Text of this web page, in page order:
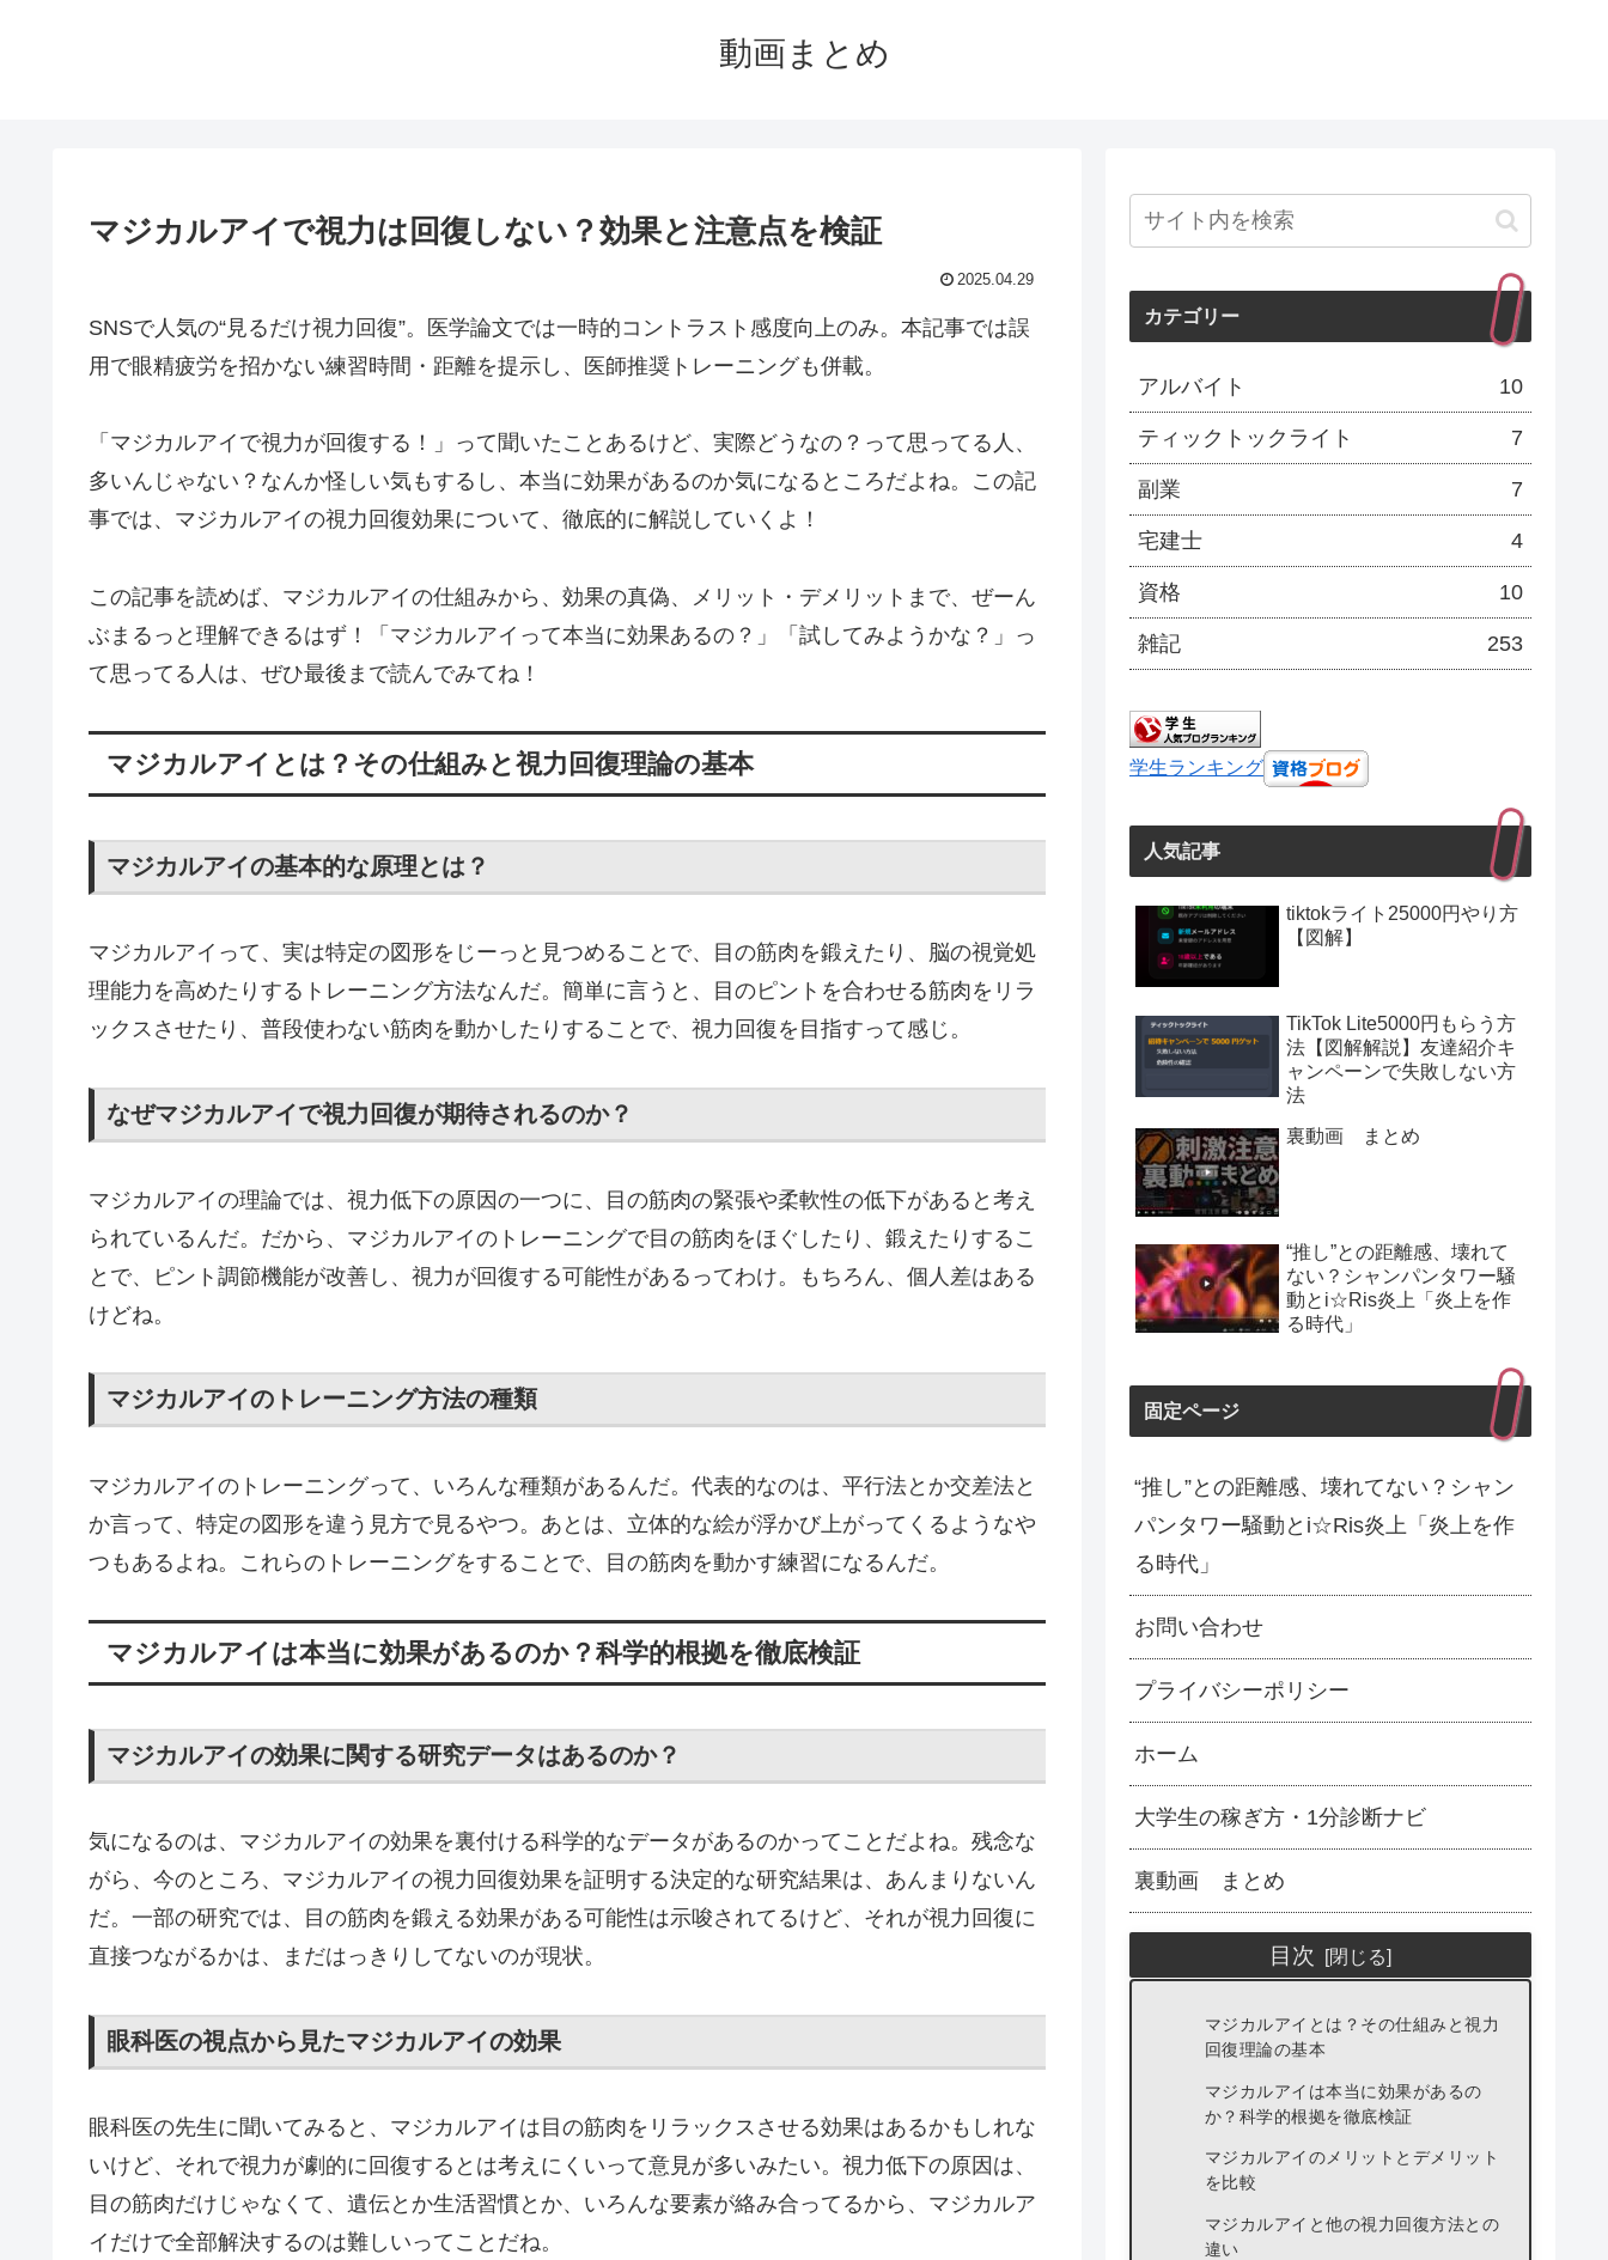
動画まとめ
マジカルアイで視力は回復しない？効果と注意点を検証
2025.04.29
SNSで人気の“見るだけ視力回復”。医学論文では一時的コントラスト感度向上のみ。本記事では誤
用で眼精疲労を招かない練習時間・距離を提示し、医師推奨トレーニングも併載。
「マジカルアイで視力が回復する！」って聞いたことあるけど、実際どうなの？って思ってる人、
多いんじゃない？なんか怪しい気もするし、本当に効果があるのか気になるところだよね。この記
事では、マジカルアイの視力回復効果について、徹底的に解説していくよ！
この記事を読めば、マジカルアイの仕組みから、効果の真偽、メリット・デメリットまで、ぜーん
ぶまるっと理解できるはず！「マジカルアイって本当に効果あるの？」「試してみようかな？」っ
て思ってる人は、ぜひ最後まで読んでみてね！
マジカルアイとは？その仕組みと視力回復理論の基本
マジカルアイの基本的な原理とは？
マジカルアイって、実は特定の図形をじーっと見つめることで、目の筋肉を鍛えたり、脳の視覚処
理能力を高めたりするトレーニング方法なんだ。簡単に言うと、目のピントを合わせる筋肉をリラ
ックスさせたり、普段使わない筋肉を動かしたりすることで、視力回復を目指すって感じ。
なぜマジカルアイで視力回復が期待されるのか？
マジカルアイの理論では、視力低下の原因の一つに、目の筋肉の緊張や柔軟性の低下があると考え
られているんだ。だから、マジカルアイのトレーニングで目の筋肉をほぐしたり、鍛えたりするこ
とで、ピント調節機能が改善し、視力が回復する可能性があるってわけ。もちろん、個人差はある
けどね。
マジカルアイのトレーニング方法の種類
マジカルアイのトレーニングって、いろんな種類があるんだ。代表的なのは、平行法とか交差法と
か言って、特定の図形を違う見方で見るやつ。あとは、立体的な絵が浮かび上がってくるようなや
つもあるよね。これらのトレーニングをすることで、目の筋肉を動かす練習になるんだ。
マジカルアイは本当に効果があるのか？科学的根拠を徹底検証
マジカルアイの効果に関する研究データはあるのか？
気になるのは、マジカルアイの効果を裏付ける科学的なデータがあるのかってことだよね。残念な
がら、今のところ、マジカルアイの視力回復効果を証明する決定的な研究結果は、あんまりないん
だ。一部の研究では、目の筋肉を鍛える効果がある可能性は示唆されてるけど、それが視力回復に
直接つながるかは、まだはっきりしてないのが現状。
眼科医の視点から見たマジカルアイの効果
眼科医の先生に聞いてみると、マジカルアイは目の筋肉をリラックスさせる効果はあるかもしれな
いけど、それで視力が劇的に回復するとは考えにくいって意見が多いみたい。視力低下の原因は、
目の筋肉だけじゃなくて、遺伝とか生活習慣とか、いろんな要素が絡み合ってるから、マジカルア
イだけで全部解決するのは難しいってことだね。
カテゴリー
アルバイト 10
ティックトックライト 7
副業 7
宅建士 4
資格 10
雑記 253
学生ランキング
人気記事
tiktokライト25000円やり方
【図解】
TikTok Lite5000円もらう方
法【図解解説】友達紹介キ
ャンペーンで失敗しない方
法
裏動画 まとめ
“推し”との距離感、壊れて
ない？シャンパンタワー騒
動とi☆Ris炎上「炎上を作
る時代」
固定ページ
“推し”との距離感、壊れてない？シャン
パンタワー騒動とi☆Ris炎上「炎上を作
る時代」
お問い合わせ
プライバシーポリシー
ホーム
大学生の稼ぎ方・1分診断ナビ
裏動画 まとめ
目次
マジカルアイとは？その仕組みと視力
回復理論の基本
マジカルアイは本当に効果があるの
か？科学的根拠を徹底検証
マジカルアイのメリットとデメリット
を比較
マジカルアイと他の視力回復方法との
違い